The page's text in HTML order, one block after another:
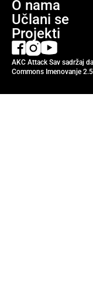
O nama
Učlani se
Projekti
AKC Attack Sav sadržaj
Commons Imenovanje